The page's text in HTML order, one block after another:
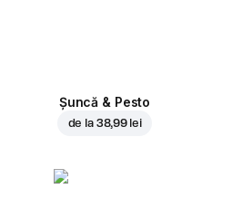
Șuncă & Pesto
de la 38,99 lei